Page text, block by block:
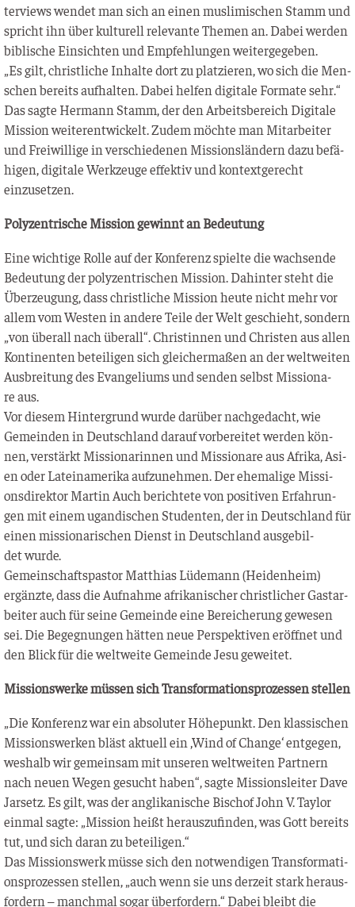
ter­views wen­det man sich an einen mus­li­mi­schen Stamm und
spricht ihn über kul­tu­rell rele­van­te The­men an. Dabei wer­den
bibli­sche Ein­sich­ten und Emp­feh­lun­gen weitergegeben.
„Es gilt, christ­li­che Inhal­te dort zu plat­zie­ren, wo sich die Men­
schen bereits auf­hal­ten. Dabei hel­fen digi­ta­le For­ma­te sehr.“
Das sag­te Her­mann Stamm, der den Arbeits­be­reich Digi­ta­le
Mis­si­on wei­ter­ent­wi­ckelt. Zudem möch­te man Mit­ar­bei­ter
und Frei­wil­li­ge in ver­schie­de­nen Mis­si­ons­län­dern dazu befä­
hi­gen, digi­ta­le Werk­zeu­ge effek­tiv und kon­text­ge­recht
einzusetzen.
Poly­zen­tri­sche Mis­si­on gewinnt an Bedeutung
Eine wich­ti­ge Rol­le auf der Kon­fe­renz spiel­te die wach­sen­de
Bedeu­tung der poly­zen­tri­schen Mis­si­on. Dahin­ter steht die
Über­zeu­gung, dass christ­li­che Mis­si­on heu­te nicht mehr vor
allem vom Wes­ten in ande­re Tei­le der Welt geschieht, son­dern
„von über­all nach über­all“. Chris­tin­nen und Chris­ten aus allen
Kon­ti­nen­ten betei­li­gen sich glei­cher­ma­ßen an der welt­wei­ten
Aus­brei­tung des Evan­ge­li­ums und sen­den selbst Mis­sio­na­
re aus.
Vor die­sem Hin­ter­grund wur­de dar­über nach­ge­dacht, wie
Gemein­den in Deutsch­land dar­auf vor­be­rei­tet wer­den kön­
nen, ver­stärkt Mis­sio­na­rin­nen und Mis­sio­na­re aus Afri­ka, Asi­
en oder Latein­ame­ri­ka auf­zu­neh­men. Der ehe­ma­li­ge Mis­si­
ons­di­rek­tor Mar­tin Auch berich­te­te von posi­ti­ven Erfah­run­
gen mit einem ugan­di­schen Stu­den­ten, der in Deutsch­land für
einen mis­sio­na­ri­schen Dienst in Deutsch­land aus­ge­bil­
det wurde.
Gemein­schafts­pas­tor Mat­thi­as Lüde­mann (Hei­den­heim)
ergänz­te, dass die Auf­nah­me afri­ka­ni­scher christ­li­cher Gast­ar­
bei­ter auch für sei­ne Gemein­de eine Berei­che­rung gewe­sen
sei. Die Begeg­nun­gen hät­ten neue Per­spek­ti­ven eröff­net und
den Blick für die welt­wei­te Gemein­de Jesu geweitet.
Mis­si­ons­wer­ke müs­sen sich Trans­for­ma­ti­ons­pro­zes­sen stellen
„Die Kon­fe­renz war ein abso­lu­ter Höhe­punkt. Den klas­si­schen
Mis­si­ons­wer­ken bläst aktu­ell ein ‚Wind of Chan­ge‘ ent­ge­gen,
wes­halb wir gemein­sam mit unse­ren welt­wei­ten Part­nern
nach neu­en Wegen gesucht haben“, sag­te Mis­si­ons­lei­ter Dave
Jar­setz. Es gilt, was der angli­ka­ni­sche Bischof John V. Tay­lor
ein­mal sag­te: „Mis­si­on heißt her­aus­zu­fin­den, was Gott bereits
tut, und sich dar­an zu beteiligen.“
Das Mis­si­ons­werk müs­se sich den not­wen­di­gen Trans­for­ma­ti­
ons­pro­zes­sen stel­len, „auch wenn sie uns der­zeit stark her­aus­
for­dern – manch­mal sogar über­for­dern.“ Dabei bleibt die